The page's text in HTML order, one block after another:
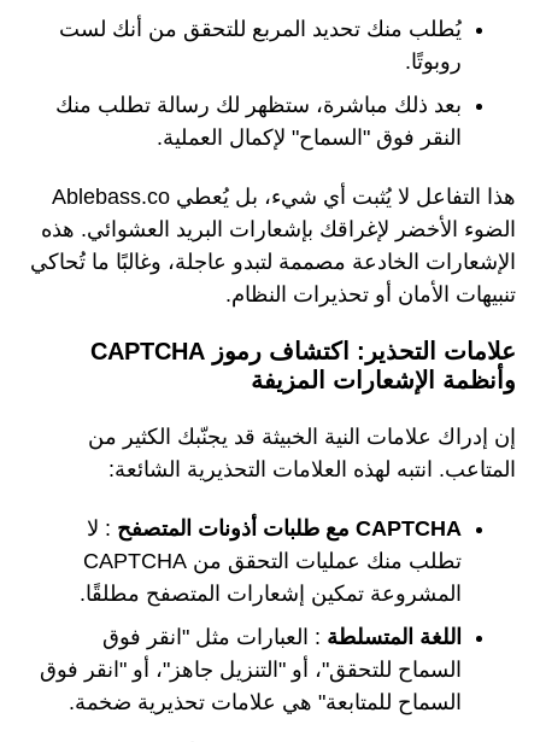
يُطلب منك تحديد المربع للتحقق من أنك لست
روبوتًا.
بعد ذلك مباشرة، ستظهر لك رسالة تطلب منك
النقر فوق "السماح" لإكمال العملية.
هذا التفاعل لا يُثبت أي شيء، بل يُعطي Ablebass.co
الضوء الأخضر لإغراقك بإشعارات البريد العشوائي. هذه
الإشعارات الخادعة مصممة لتبدو عاجلة، وغالبًا ما تُحاكي
تنبيهات الأمان أو تحذيرات النظام.
علامات التحذير: اكتشاف رموز CAPTCHA
وأنظمة الإشعارات المزيفة
إن إدراك علامات النية الخبيثة قد يجنّبك الكثير من
المتاعب. انتبه لهذه العلامات التحذيرية الشائعة:
CAPTCHA مع طلبات أذونات المتصفح
: لا
تطلب منك عمليات التحقق من CAPTCHA
المشروعة تمكين إشعارات المتصفح مطلقًا.
اللغة المتسلطة : العبارات مثل "انقر فوق
السماح للتحقق"، أو "التنزيل جاهز"، أو "انقر فوق
السماح للمتابعة" هي علامات تحذيرية ضخمة.